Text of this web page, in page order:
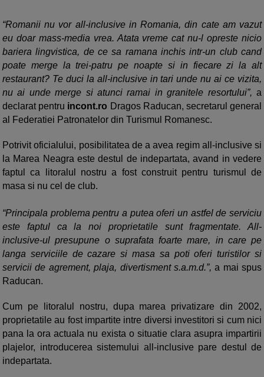
“Romanii nu vor all-inclusive in Romania, din cate am vazut
eu doar mass-media vrea. Atata vreme cat nu-l opreste nicio
bariera lingvistica, de ce sa ramana inchis intr-un club cand
poate merge la trei-patru pe noapte si in fiecare zi la alt
restaurant? Te duci la all-inclusive in tari unde nu ai ce vizita,
nu ai unde merge si atunci ramai in granitele resortului”, a
declarat pentru incont.ro Dragos Raducan, secretarul general
al Federatiei Patronatelor din Turismul Romanesc.
Potrivit oficialului, posibilitatea de a avea regim all-inclusive si
la Marea Neagra este destul de indepartata, avand in vedere
faptul ca litoralul nostru a fost construit pentru turismul de
masa si nu cel de club.
“Principala problema pentru a putea oferi un astfel de serviciu
este faptul ca la noi proprietatile sunt fragmentate. All-
inclusive-ul presupune o suprafata foarte mare, in care pe
langa serviciile de cazare si masa sa poti oferi turistilor si
servicii de agrement, plaja, divertisment s.a.m.d.”, a mai spus
Raducan.
Cum pe litoralul nostru, dupa marea privatizare din 2002,
proprietatile au fost impartite intre diversi investitori si cum nici
pana la ora actuala nu exista o situatie clara asupra impartirii
plajelor, introducerea sistemului all-inclusive pare destul de
indepartata.